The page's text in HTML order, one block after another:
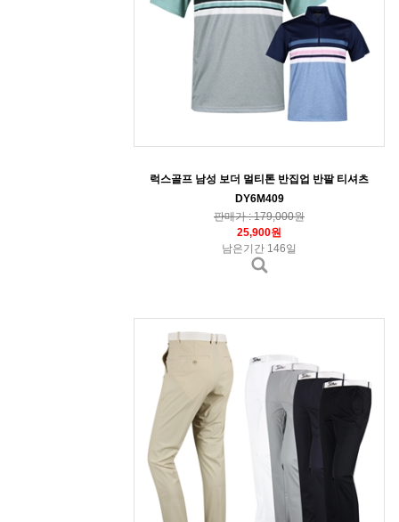
럭스골프 남성 보더 멀티톤 반집업 반팔 티셔츠
DY6M409
판매가 : 179,000원
25,900원
남은기간 146일